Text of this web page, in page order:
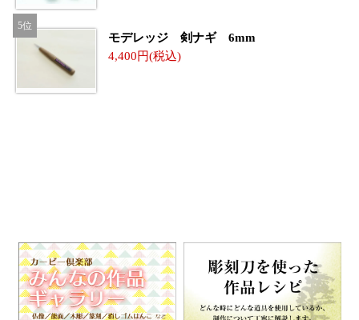
モデレッジ 剣ナギ 6mm
4,400